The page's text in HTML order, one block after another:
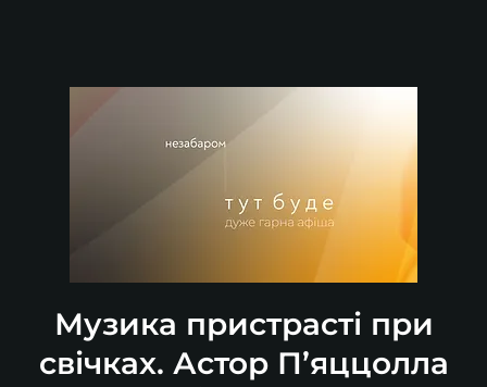
Музика пристрасті при
свічках. Астор П’яццолла